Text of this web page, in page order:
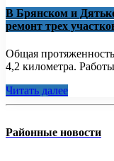
В Брянском и
ремонт трех
Общая
4,2 километра.
Читать далее
Районные новости